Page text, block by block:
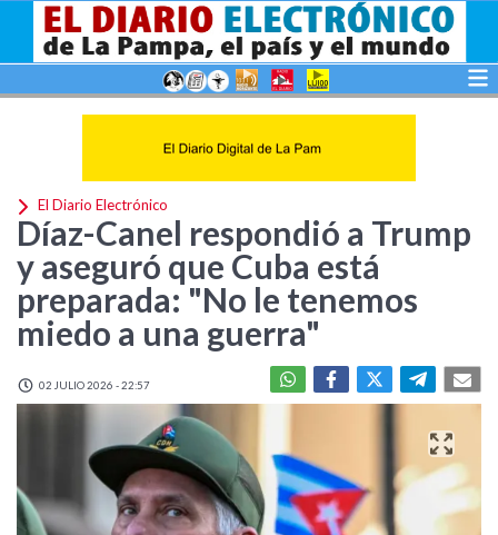
El Diario Electrónico
Díaz-Canel respondió a Trump
y aseguró que Cuba está
preparada: "No le tenemos
miedo a una guerra"
02 JULIO 2026 - 22:57